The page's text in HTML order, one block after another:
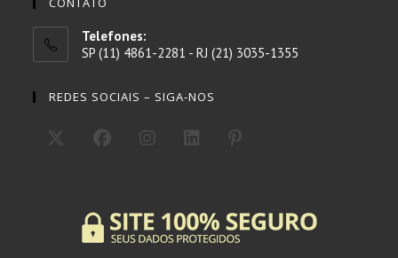
Telefones:
SP (11) 4861-2281 - RJ (21) 3035-1355
REDES SOCIAIS – SIGA-NOS